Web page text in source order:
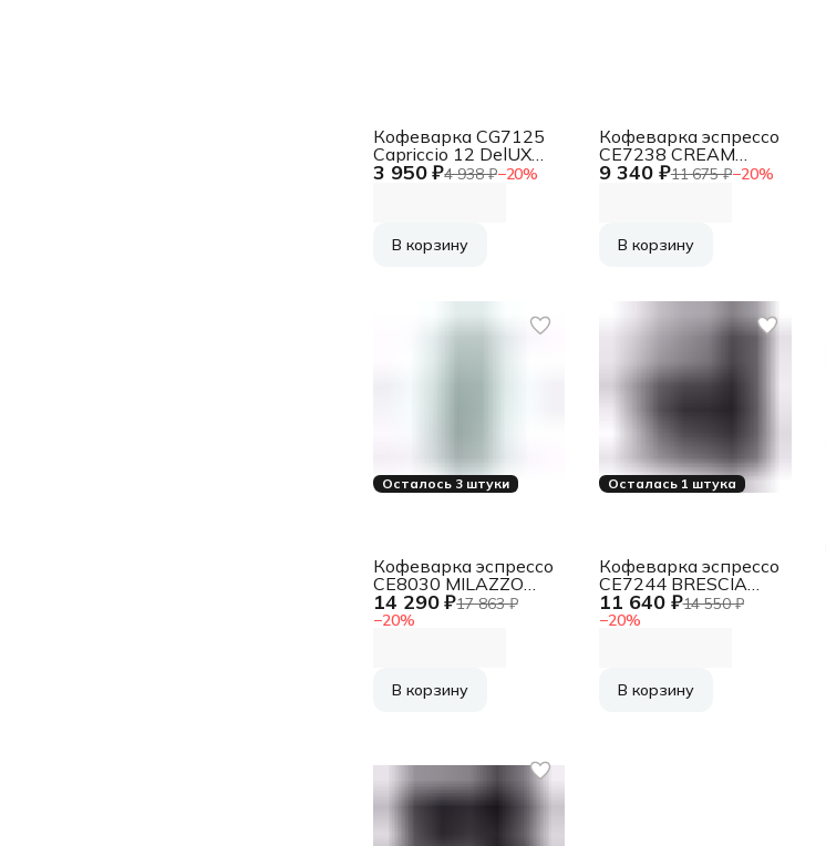
3 950 ₽4 938 ₽−20%
Кофеварка CG7125
Capriccio 12 DelUX
UFESA
В корзину
9 340 ₽11 675 ₽−20%
Кофеварка эспрессо
CE7238 CREAM
UFESA
В корзину
Осталось 3 штуки
14 290 ₽17 863 ₽
−20%
Кофеварка эспрессо
CE8030 MILAZZO
UFESA
В корзину
Осталась 1 штука
11 640 ₽14 550 ₽
−20%
Кофеварка эспрессо
CE7244 BRESCIA
UFESA
В корзину